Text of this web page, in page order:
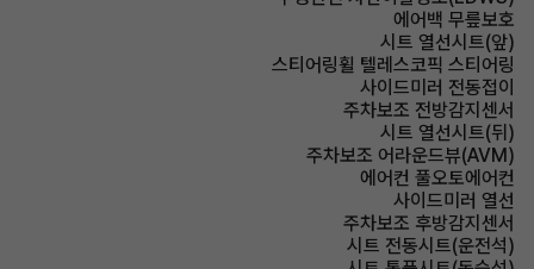
에어백 무릎보호
시트 열선시트(앞)
스티어링휠 텔레스코픽 스티어링
사이드미러 전동접이
주차보조 전방감지센서
시트 열선시트(뒤)
주차보조 어라운드뷰(AVM)
에어컨 풀오토에어컨
사이드미러 열선
주차보조 후방감지센서
시트 전동시트(운전석)